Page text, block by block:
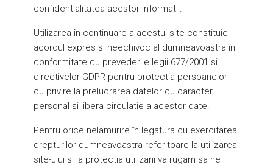
confidentialitatea acestor informatii.
Utilizarea în continuare a acestui site constituie
acordul expres si neechivoc al dumneavoastra în
conformitate cu prevederile legii 677/2001 si
directivelor GDPR pentru protectia persoanelor
cu privire la prelucrarea datelor cu caracter
personal si libera circulatie a acestor date.
Pentru orice nelamurire în legatura cu exercitarea
drepturilor dumneavoastra referitoare la utilizarea
site-ului si la protectia utilizarii va rugam sa ne